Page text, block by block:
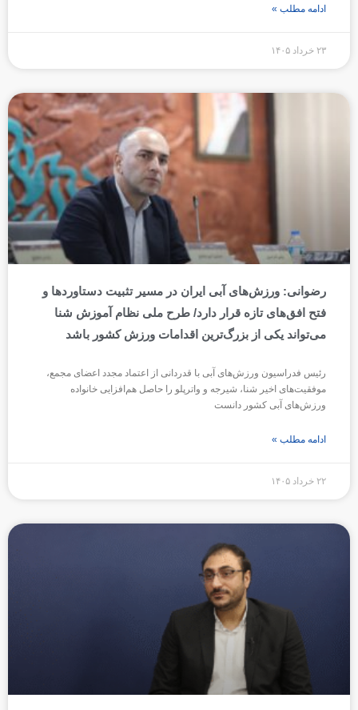
ادامه مطلب »
۲۳ خرداد ۱۴۰۵
رضوانی: ورزش‌های آبی ایران در مسیر تثبیت دستاوردها و
فتح افق‌های تازه قرار دارد/ طرح ملی نظام آموزش شنا
می‌تواند یکی از بزرگ‌ترین اقدامات ورزش کشور باشد
رئیس فدراسیون ورزش‌های آبی با قدردانی از اعتماد مجدد اعضای مجمع،
موفقیت‌های اخیر شنا، شیرجه و واترپلو را حاصل هم‌افزایی خانواده
ورزش‌های آبی کشور دانست
ادامه مطلب »
۲۲ خرداد ۱۴۰۵